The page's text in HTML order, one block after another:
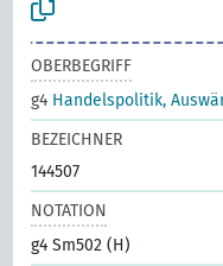
OBERBEGRIFF
g4 Handelspolitik,
BEZEICHNER
144507
NOTATION
g4 Sm502 (H)